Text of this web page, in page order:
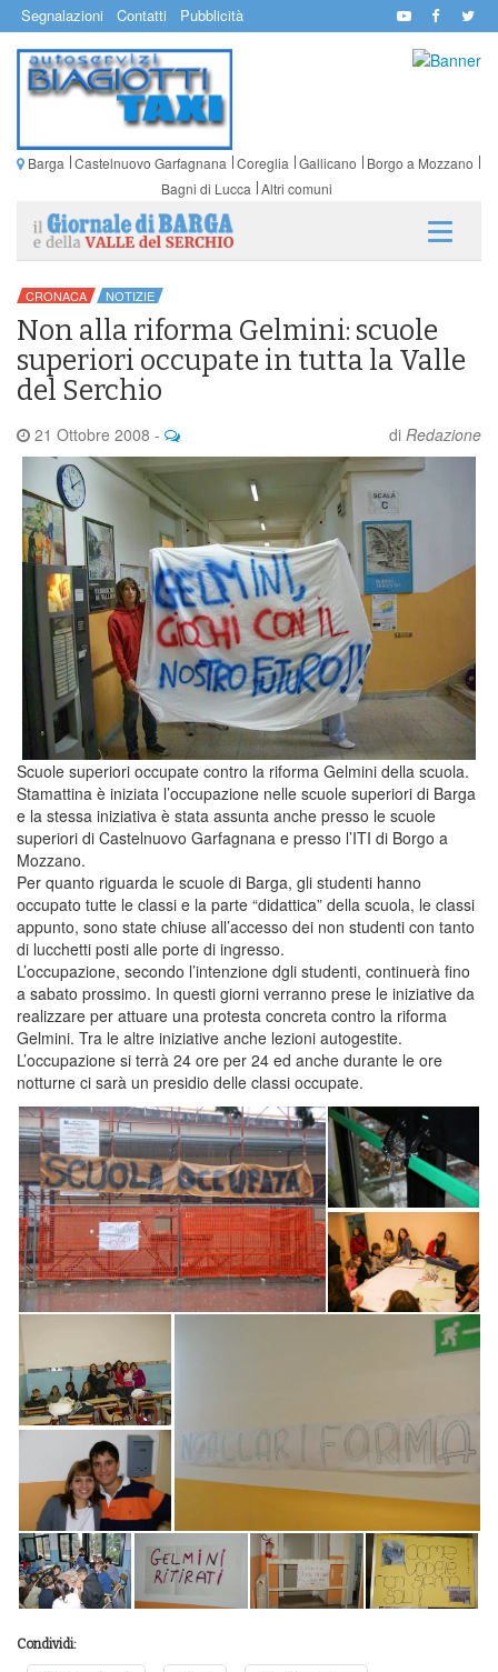
Segnalazioni Contatti Pubblicità
Barga Castelnuovo Garfagnana Coreglia Gallicano
Borgo a Mozzano
Bagni di Lucca Altri comuni
CRONACA NOTIZIE
Non alla riforma Gelmini: scuole
superiori occupate in tutta la Valle
del Serchio
21 Ottobre 2008 - di Redazione
Scuole superiori occupate contro la riforma Gelmini della scuola.
Stamattina è iniziata l’occupazione nelle scuole superiori di Barga
e la stessa iniziativa è stata assunta anche presso le scuole
superiori di Castelnuovo Garfagnana e presso l’ITI di Borgo a
Mozzano.
Per quanto riguarda le scuole di Barga, gli studenti hanno
occupato tutte le classi e la parte “didattica” della scuola, le classi
appunto, sono state chiuse all’accesso dei non studenti con tanto
di lucchetti posti alle porte di ingresso.
L’occupazione, secondo l’intenzione dgli studenti, continuerà fino
a sabato prossimo. In questi giorni verranno prese le iniziative da
realizzare per attuare una protesta concreta contro la riforma
Gelmini. Tra le altre iniziative anche lezioni autogestite.
L’occupazione si terrà 24 ore per 24 ed anche durante le ore
notturne ci sarà un presidio delle classi occupate.
Condividi: